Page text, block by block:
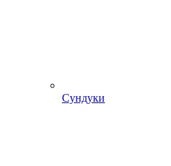
Сундуки